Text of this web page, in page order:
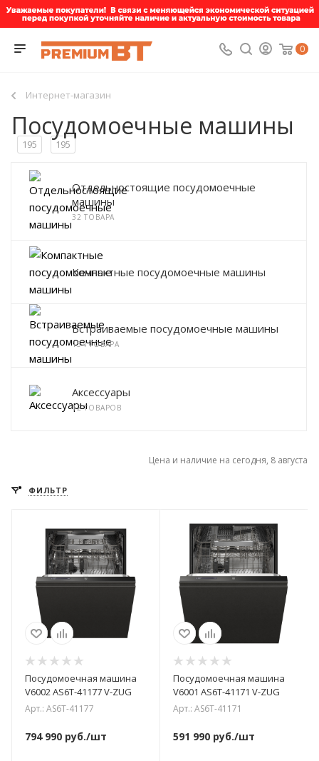
0
Интернет-магазин
Посудомоечные машины
195 195
Отдельностоящие посудомоечные
машины
32 ТОВАРА
Компактные посудомоечные машины
Встраиваемые посудомоечные машины
154 ТОВАРА
Аксессуары
12 ТОВАРОВ
Цена и наличие на сегодня, 8 августа
ФИЛЬТР
Посудомоечная машина
V6002 AS6T-41177 V-ZUG
Арт.: AS6T-41177
794 990 руб./шт
Посудомоечная машина
V6001 AS6T-41171 V-ZUG
Арт.: AS6T-41171
591 990руб./шт